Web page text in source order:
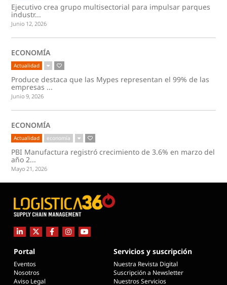
Ejecutivo crea grupo multisectorial para impulsar parques
industr...
Junio 12, 2026
ECONOMÍA
Actualidad
Produce destaca que las Mypes representan el 99% de las
empresas ...
Junio 9, 2026
ECONOMÍA
Actualidad economía
PBI Manufactura registró crecimiento de 3.6% en marzo del
año 2...
Mayo 21, 2026
Portal
Eventos
Nosotros
Aviso Legal
Servicios y suscripción
Nuestra Revista Digital
Suscripción a Newsletter
Nuestros Servicios